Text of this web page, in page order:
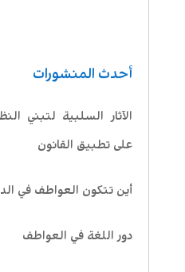
أحدث المنشورات
الآثار السلبية لتبني
على تطبيق القانون
أين تتكون العواطف في
دور اللغة في العواطف